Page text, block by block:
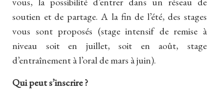
soutien et de partage. A la fin de l’été, des stages
vous sont proposés (stage intensif de remise à
niveau soit en juillet, soit en août, stage
d’entraînement à l’oral de mars à juin).
Qui peut s’inscrire ?